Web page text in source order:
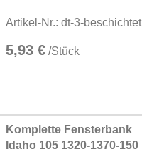
Artikel-Nr.: dt-3-beschichtet
5,93 € /Stück
Komplette Fensterbank
Idaho 105 1320-1370-150